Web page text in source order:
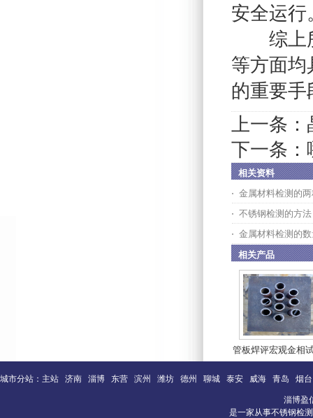
安全运行
综上所
等方面均
的重要手
上一条：
下一条：
相关资料
金属材料检测的
不锈钢检测的方法
金属材料检测的
相关产品
管板焊评宏观金相
城市分站： 主站 济南 淄博 东营 滨州 潍坊 德州 聊城 泰安 威海 青岛 烟台
淄博盈
是一家从事不锈钢检